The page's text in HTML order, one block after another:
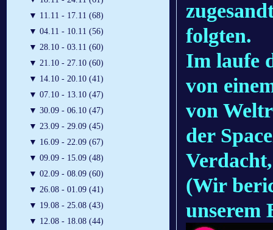
▼ 11.11 - 17.11 (68)
▼ 04.11 - 10.11 (56)
▼ 28.10 - 03.11 (60)
▼ 21.10 - 27.10 (60)
▼ 14.10 - 20.10 (41)
▼ 07.10 - 13.10 (47)
▼ 30.09 - 06.10 (47)
▼ 23.09 - 29.09 (45)
▼ 16.09 - 22.09 (67)
▼ 09.09 - 15.09 (48)
▼ 02.09 - 08.09 (60)
▼ 26.08 - 01.09 (41)
▼ 19.08 - 25.08 (43)
▼ 12.08 - 18.08 (44)
folgten.
Im laufe
von
von
der
(Wir
unserem